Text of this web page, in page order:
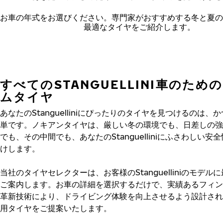
お車の年式をお選びください。 専門家がおすすめする冬と夏
最適なタイヤをご紹介します。
すべてのSTANGUELLINI車のため
ムタイヤ
あなたのStanguelliniにぴったりのタイヤを見つけるのは、
単です。ノキアンタイヤは、厳しい冬の環境でも、日差しの
でも、その中間でも、あなたのStanguelliniにふさわしい安
けします。
当社のタイヤセレクターは、お客様のStanguelliniのモデル
ご案内します。お車の詳細を選択するだけで、実績あるフィ
革新技術により、ドライビング体験を向上させるよう設計さ
用タイヤをご提案いたします。